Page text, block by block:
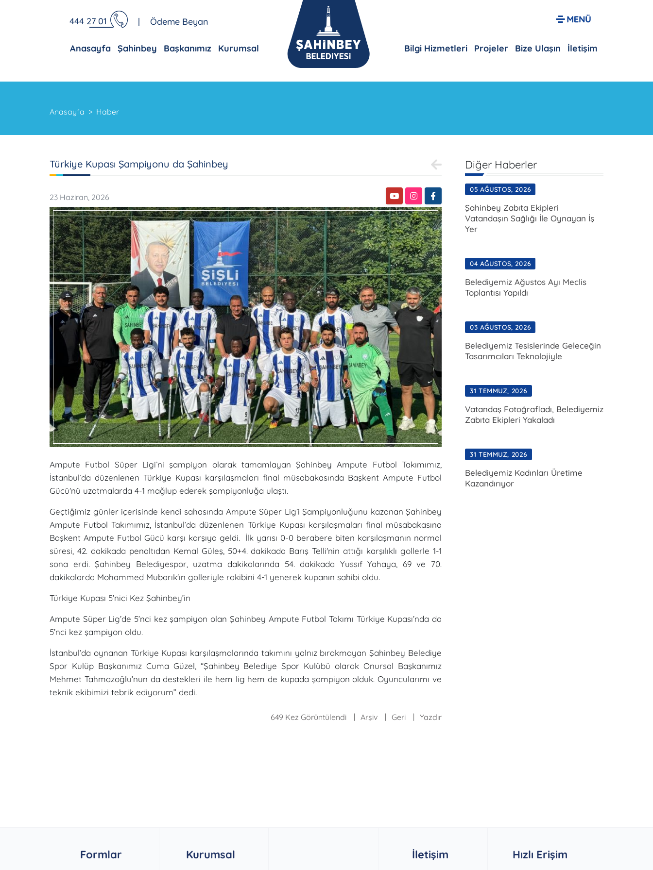
444 27 01 | Ödeme Beyan
Anasayfa Şahinbey Başkanımız Kurumsal Bilgi Hizmetleri Projeler Bize Ulaşın İletişim
Anasayfa Haber
Türkiye Kupası Şampiyonu da Şahinbey
23 Haziran, 2026
Ampute Futbol Süper Ligi’ni şampiyon olarak tamamlayan Şahinbey Ampute Futbol Takımımız,
İstanbul’da düzenlenen Türkiye Kupası karşılaşmaları final müsabakasında Başkent Ampute Futbol
Gücü'nü uzatmalarda 4-1 mağlup ederek şampiyonluğa ulaştı.
Geçtiğimiz günler içerisinde kendi sahasında Ampute Süper Lig’i Şampiyonluğunu kazanan Şahinbey
Ampute Futbol Takımımız, İstanbul’da düzenlenen Türkiye Kupası karşılaşmaları final müsabakasına
Başkent Ampute Futbol Gücü karşı karşıya geldi. İlk yarısı 0-0 berabere biten karşılaşmanın normal
süresi, 42. dakikada penaltıdan Kemal Güleş, 50+4. dakikada Barış Telli'nin attığı karşılıklı gollerle 1-1
sona erdi. Şahinbey Belediyespor, uzatma dakikalarında 54. dakikada Yussıf Yahaya, 69 ve 70.
dakikalarda Mohammed Mubarık'ın golleriyle rakibini 4-1 yenerek kupanın sahibi oldu.
Türkiye Kupası 5’nici Kez Şahinbey’in
Ampute Süper Lig’de 5’nci kez şampiyon olan Şahinbey Ampute Futbol Takımı Türkiye Kupası’nda da
5’nci kez şampiyon oldu.
İstanbul’da oynanan Türkiye Kupası karşılaşmalarında takımını yalnız bırakmayan Şahinbey Belediye
Spor Kulüp Başkanımız Cuma Güzel, “Şahinbey Belediye Spor Kulübü olarak Onursal Başkanımız
Mehmet Tahmazoğlu’nun da destekleri ile hem lig hem de kupada şampiyon olduk. Oyuncularımı ve
teknik ekibimizi tebrik ediyorum” dedi.
649 Kez Görüntülendi Arşiv Geri Yazdır
Diğer Haberler
05 AĞUSTOS, 2026
Şahinbey Zabıta Ekipleri
Vatandaşın Sağlığı İle Oynayan İş
Yer
04 AĞUSTOS, 2026
Belediyemiz Ağustos Ayı Meclis
Toplantısı Yapıldı
03 AĞUSTOS, 2026
Belediyemiz Tesislerinde Geleceğin
Tasarımcıları Teknolojiyle
31 TEMMUZ, 2026
Vatandaş Fotoğrafladı, Belediyemiz
Zabıta Ekipleri Yakaladı
31 TEMMUZ, 2026
Belediyemiz Kadınları Üretime
Kazandırıyor
Formlar Kurumsal İletişim Hızlı Erişim